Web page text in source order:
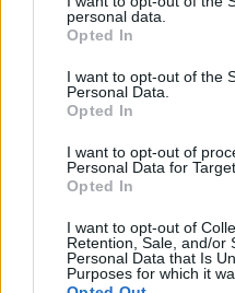
personal data.
Opted In
I want to opt-out of the
Personal Data.
Opted In
I want to opt-out of
Personal Data for
Opted In
I want to opt-out of
Retention, Sale, and/or
Personal Data that Is
Purposes for which it
įsigaliojus Vartojimo
bendradarbiauti su
kredito davėju.
Jų sudaromoms
išsimokėtinai
vartojimo kredito